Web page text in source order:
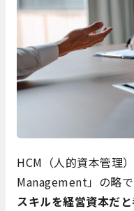
HCM（人的資本管理
Management」の略で
スキルを経営資本だ